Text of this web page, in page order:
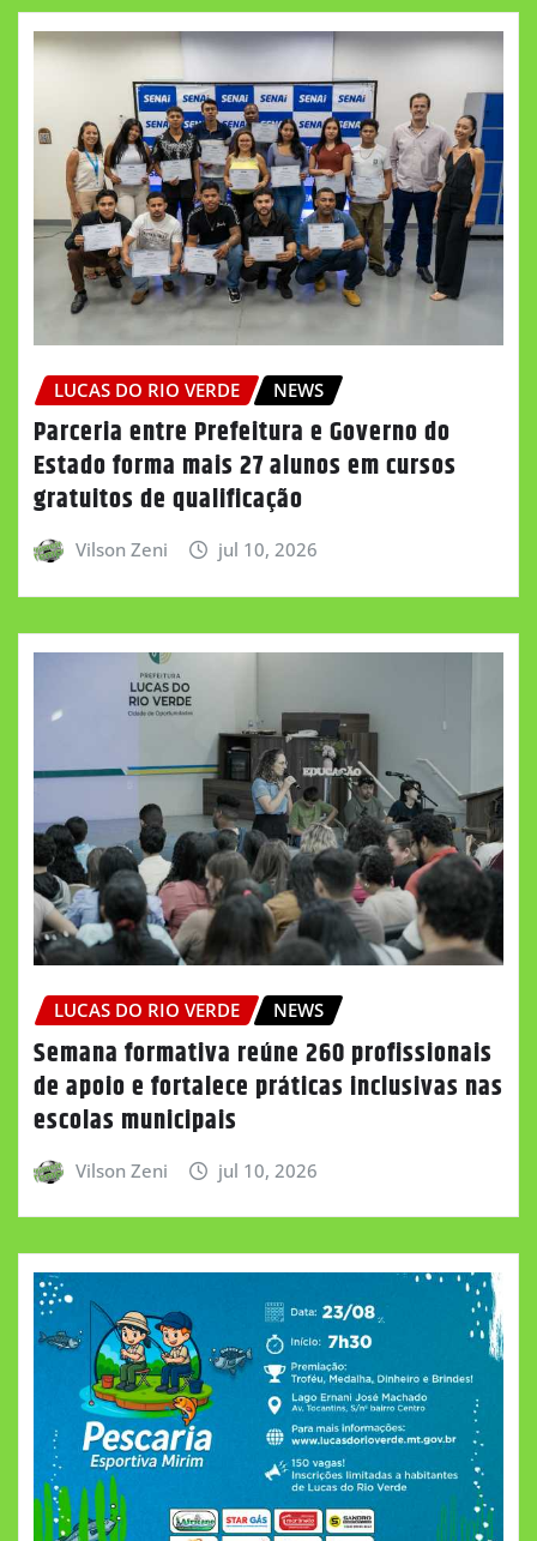
LUCAS DO RIO VERDE NEWS
Parceria entre Prefeitura e Governo do
Estado forma mais 27 alunos em cursos
gratuitos de qualificação
Vilson Zeni jul 10, 2026
LUCAS DO RIO VERDE NEWS
Semana formativa reúne 260 profissionais
de apoio e fortalece práticas inclusivas nas
escolas municipais
Vilson Zeni jul 10, 2026